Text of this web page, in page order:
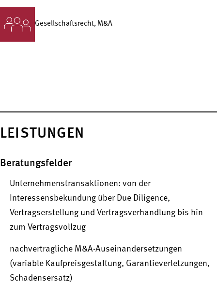
Gesellschafts­recht, M&A
LEISTUNGEN
Beratungsfelder
Unternehmenstransaktionen: von der
Interessensbekundung über Due Diligence,
Vertragserstellung und Vertragsverhandlung bis hin
zum Vertragsvollzug
nachvertragliche M&A-Auseinandersetzungen
(variable Kaufpreisgestaltung, Garantieverletzungen,
Schadensersatz)